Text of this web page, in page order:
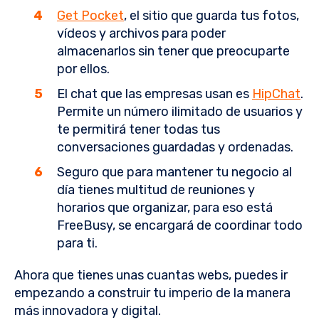
Get Pocket, el sitio que guarda tus fotos,
vídeos y archivos para poder
almacenarlos sin tener que preocuparte
por ellos.
El chat que las empresas usan es HipChat.
Permite un número ilimitado de usuarios y
te permitirá tener todas tus
conversaciones guardadas y ordenadas.
Seguro que para mantener tu negocio al
día tienes multitud de reuniones y
horarios que organizar, para eso está
FreeBusy, se encargará de coordinar todo
para ti.
Ahora que tienes unas cuantas webs, puedes ir
empezando a construir tu imperio de la manera
más innovadora y digital.